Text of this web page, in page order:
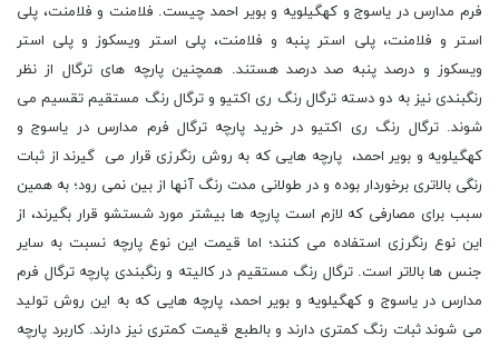
فرم مدارس در یاسوج و کهگیلویه و بویر احمد چیست. فلامنت و فلامنت، پلی
استر و فلامنت، پلی استر پنبه و فلامنت، پلی استر ویسکوز و پلی استر
ویسکوز و درصد پنبه صد درصد هستند. همچنین پارچه های ترگال از نظر
رنگبندی نیز به دو دسته ترگال رنگ ری اکتیو و ترگال رنگ مستقیم تقسیم می
شوند. ترگال رنگ ری اکتیو در خرید پارچه ترگال فرم مدارس در یاسوج و
کهگیلویه و بویر احمد، پارچه هایی که به روش رنگرزی قرار می گیرند از ثبات
رنگی بالاتری برخوردار بوده و در طولانی مدت رنگ آنها از بین نمی رود؛ به همین
سبب برای مصارفی که لازم است پارچه ها بیشتر مورد شستشو قرار بگیرند، از
این نوع رنگرزی استفاده می کنند؛ اما قیمت این نوع پارچه نسبت به سایر
جنس ها بالاتر است. ترگال رنگ مستقیم در کالیته و رنگبندی پارچه ترگال فرم
مدارس در یاسوج و کهگیلویه و بویر احمد، پارچه هایی که به این روش تولید
می شوند ثبات رنگ کمتری دارند و بالطبع قیمت کمتری نیز دارند. کاربرد پارچه